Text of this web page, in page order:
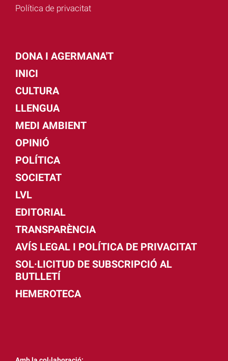
Política de privacitat
DONA I AGERMANA'T
INICI
CULTURA
LLENGUA
MEDI AMBIENT
OPINIÓ
POLÍTICA
SOCIETAT
LVL
EDITORIAL
TRANSPARÈNCIA
AVÍS LEGAL I POLÍTICA DE PRIVACITAT
SOL·LICITUD DE SUBSCRIPCIÓ AL
BUTLLETÍ
HEMEROTECA